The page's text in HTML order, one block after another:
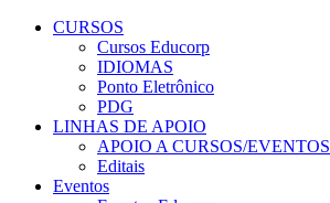
CURSOS
Cursos Educorp
IDIOMAS
Ponto Eletrônico
PDG
LINHAS DE APOIO
APOIO A CURSOS/EVENTOS
Editais
Eventos